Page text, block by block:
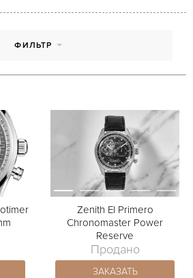
ФИЛЬТР
Zenith El Primero
Chronomaster Power
Reserve
Продано
ЗАКАЗАТЬ